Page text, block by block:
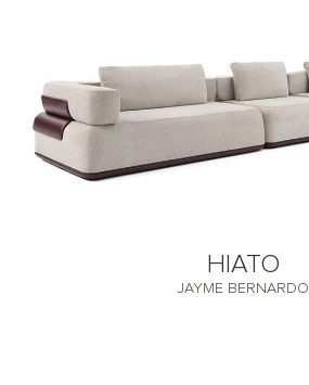
HIATO
JAYME BERNARDO